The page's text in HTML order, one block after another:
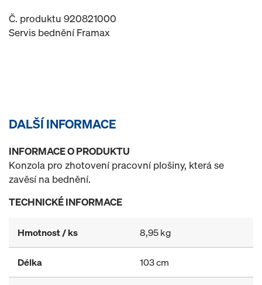
Č. produktu 920821000
Servis bednění Framax
DALŠÍ INFORMACE
INFORMACE O PRODUKTU
Konzola pro zhotovení pracovní plošiny, která se
zavěsí na bednění.
TECHNICKÉ INFORMACE
Hmotnost / ks 8,95 kg
Délka 103 cm